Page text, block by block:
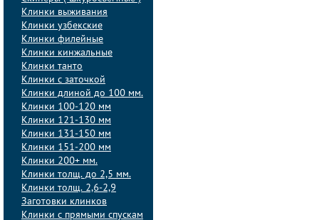
Клинки выживания
Клинки узбекские
Клинки филейные
Клинки кинжальные
Клинки танто
Клинки с заточкой
Клинки длиной до 100 мм.
Клинки 100-120 мм
Клинки 121-130 мм
Клинки 131-150 мм
Клинки 151-200 мм
Клинки 200+ мм.
Клинки толщ. до 2,5 мм.
Клинки толщ. 2,6-2,9
Заготовки клинков
Клинки с прямыми спускам